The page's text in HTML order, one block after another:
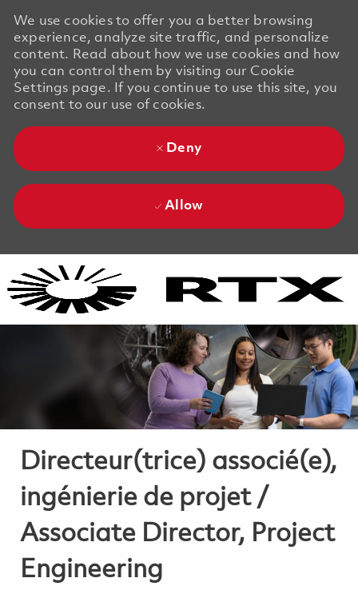
We use cookies to offer you a better browsing
experience, analyze site traffic, and personalize
content. Read about how we use cookies and how
you can control them by visiting our Cookie
Settings page. If you continue to use this site, you
consent to our use of cookies.
Deny
Allow
Directeur(trice) associé(e),
ingénierie de projet /
Associate Director, Project
Engineering